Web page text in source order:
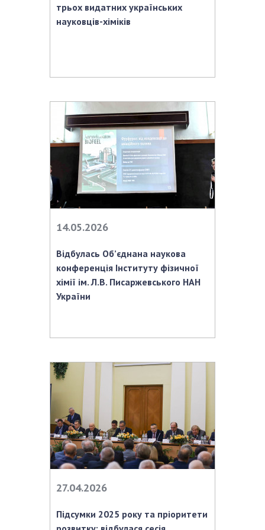
трьох видатних українських
науковців-хіміків
14.05.2026
Відбулась Об’єднана наукова
конференція Інституту фізичної
хімії ім. Л.В. Писаржевського НАН
України
27.04.2026
Підсумки 2025 року та пріоритети